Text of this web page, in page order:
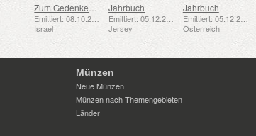
Zum Gedenken an die Gefallenen und Ermordeten vom 7. Oktober 2023
Israel
Jahrbuch
Jersey
Jahrbuch
Emittiert: 05.12.2025
Österreich
Münzen
Neue Münzen
Münzen nach Themengebieten
Länder